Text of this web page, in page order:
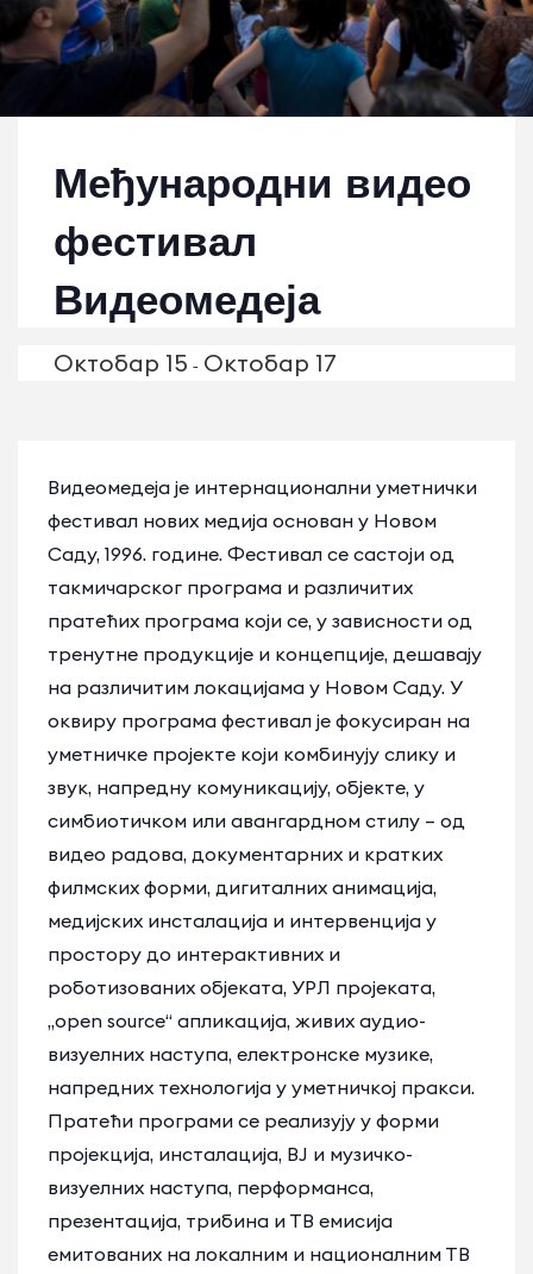
Међународни видео
фестивал
Видеомедеја
Октобар 15 - Октобар 17
Видеомедеја је интернационални уметнички
фестивал нових медија основан у Новом
Саду, 1996. године. Фестивал се састоји од
такмичарског програма и различитих
пратећих програма који се, у зависности од
тренутне продукције и концепције, дешавају
на различитим локацијама у Новом Саду. У
оквиру програма фестивал је фокусиран на
уметничке пројекте који комбинују слику и
звук, напредну комуникацију, објекте, у
симбиотичком или авангардном стилу – од
видео радова, документарних и кратких
филмских форми, дигиталних анимација,
медијских инсталација и интервенција у
простору до интерактивних и
роботизованих објеката, УРЛ пројеката,
„open source“ апликација, живих аудио-
визуелних наступа, електронске музике,
напредних технологија у уметничкој пракси.
Пратећи програми се реализују у форми
пројекција, инсталација, ВЈ и музичко-
визуелних наступа, перформанса,
презентација, трибина и ТВ емисија
емитованих на локалним и националним ТВ